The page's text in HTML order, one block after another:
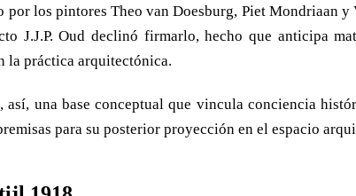
por los pintores Theo van Doesburg, Piet Mondriaan
J.J.P. Oud declinó firmarlo, hecho que anticipa
la práctica arquitectónica.
así, una base conceptual que vincula conciencia
para su posterior proyección en el espacio